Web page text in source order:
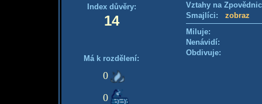
Index důvěry:
14
Má k rozdělení:
0
0
Vztahy na
Smajlíci: zobraz
Miluje:
Nenávidí:
Obdivuje: